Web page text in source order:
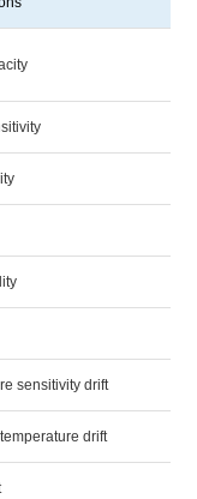
sensitivity drift
drift